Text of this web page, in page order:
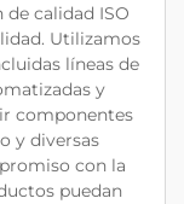
calidad ISO
Utilizamos
líneas de
y
componentes
y diversas
con la
puedan